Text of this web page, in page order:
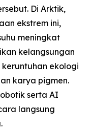
Di Arktik,
ekstrem ini,
meningkat
kelangsungan
keruntuhan ekologi
karya pigmen.
serta AI
langsung